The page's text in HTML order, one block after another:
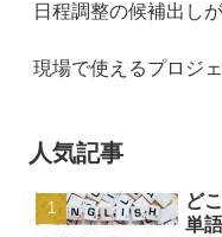
日程調整の候補出し
現場で使えるプロジ
人気記事
ど
単